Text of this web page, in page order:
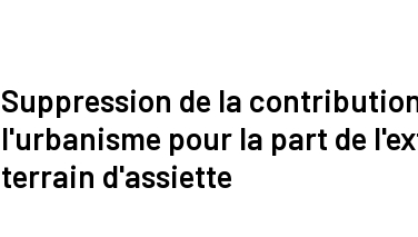
Suppression de la
l'urbanisme pour la part de
terrain d'assiette